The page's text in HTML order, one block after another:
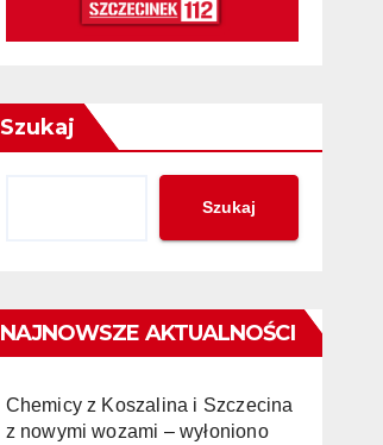
Szukaj
Szukaj
NAJNOWSZE AKTUALNOŚCI
Chemicy z Koszalina i Szczecina
z nowymi wozami – wyłoniono